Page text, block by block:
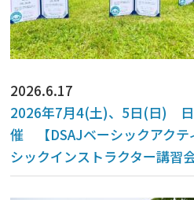
2026.6.17
2026年7月4(土)、5日(日) 日
催 【DSAJベーシックアクテ
シックインストラクター講習